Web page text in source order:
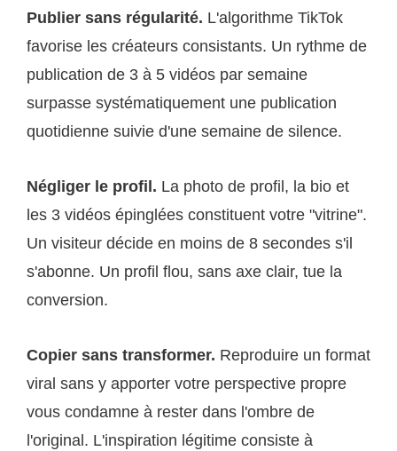
Publier sans régularité. L'algorithme TikTok
favorise les créateurs consistants. Un rythme de
publication de 3 à 5 vidéos par semaine
surpasse systématiquement une publication
quotidienne suivie d'une semaine de silence.
Négliger le profil. La photo de profil, la bio et
les 3 vidéos épinglées constituent votre "vitrine".
Un visiteur décide en moins de 8 secondes s'il
s'abonne. Un profil flou, sans axe clair, tue la
conversion.
Copier sans transformer. Reproduire un format
viral sans y apporter votre perspective propre
vous condamne à rester dans l'ombre de
l'original. L'inspiration légitime consiste à